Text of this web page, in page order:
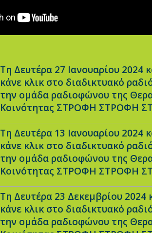
Τη Δευτέρα 27 Ιανουαρίου 2024
κάνε κλικ στο διαδικτυακό
την ομάδα ραδιοφώνου της
Κοινότητας ΣΤΡΟΦΗ ΣΤΡΟΦΗ
Τη Δευτέρα 13 Ιανουαρίου 2024
κάνε κλικ στο διαδικτυακό
την ομάδα ραδιοφώνου της
Κοινότητας ΣΤΡΟΦΗ ΣΤΡΟΦΗ
Τη Δευτέρα 23 Δεκεμβρίου 2024
κάνε κλικ στο διαδικτυακό
την ομάδα ραδιοφώνου της